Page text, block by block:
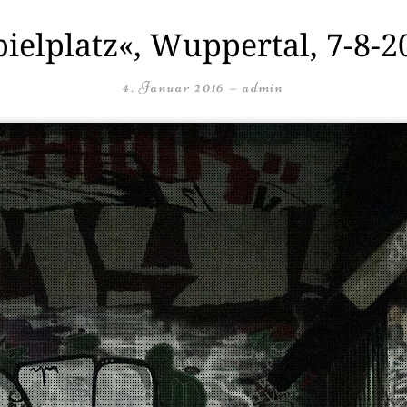
Wuppertal, 7-8-
4. Januar 2016 —admin